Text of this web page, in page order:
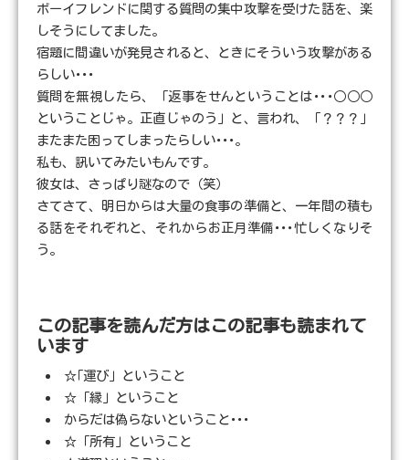
ボーイフレンドに関する質問の集中攻撃を受けた話を、楽
しそうにしてました。
宿題に間違いが発見されると、ときにそういう攻撃がある
らしい･･･
質問を無視したら、「返事をせんということは･･･○○○
ということじゃ。正直じゃのう」と、言われ、「？？？」
またまた困ってしまったらしい･･･。
私も、訊いてみたいもんです。
彼女は、さっぱり謎なので（笑）
さてさて、明日からは大量の食事の準備と、一年間の積も
る話をそれぞれと、それからお正月準備･･･忙しくなりそ
う。
この記事を読んだ方はこの記事も読まれて
います
☆｢運び」ということ
☆「縁」ということ
からだは偽らないということ･･･
☆「所有」ということ